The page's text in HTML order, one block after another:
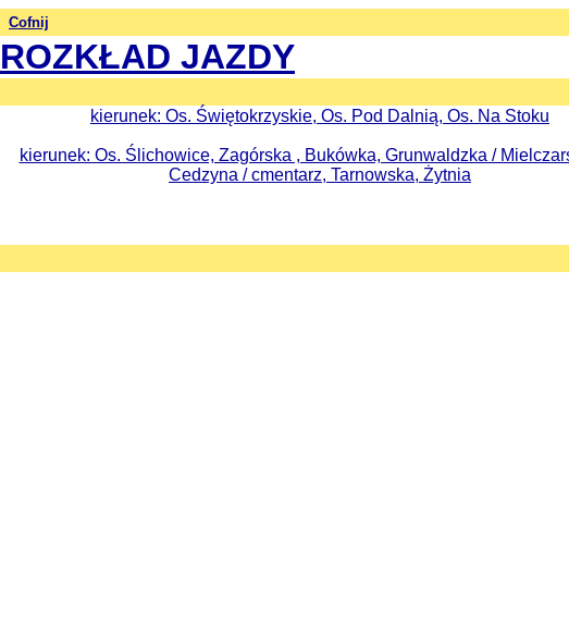
Cofnij
ROZKŁAD JAZDY
kierunek: Os. Świętokrzyskie, Os. Pod Dalnią, Os. Na Stoku
kierunek: Os. Ślichowice, Zagórska , Bukówka, Grunwaldzka /
Cedzyna / cmentarz, Tarnowska, Żytnia